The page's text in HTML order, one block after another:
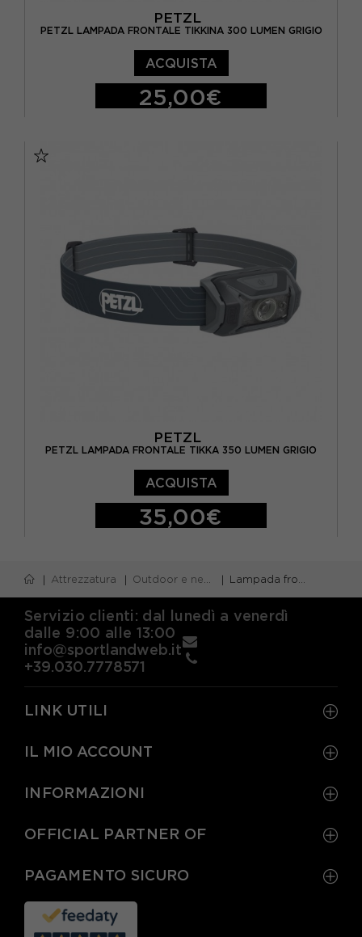
PETZL
PETZL LAMPADA FRONTALE TIKKINA 300 LUMEN GRIGIO
ACQUISTA
25,00€
PETZL
PETZL LAMPADA FRONTALE TIKKA 350 LUMEN GRIGIO
ACQUISTA
35,00€
Attrezzatura Outdoor e neve Lampada frontale
Servizio clienti: dal lunedì a venerdì
dalle 9:00 alle 13:00
info@sportlandweb.it
+39.030.7778571
LINK UTILI
IL MIO ACCOUNT
INFORMAZIONI
OFFICIAL PARTNER OF
PAGAMENTO SICURO